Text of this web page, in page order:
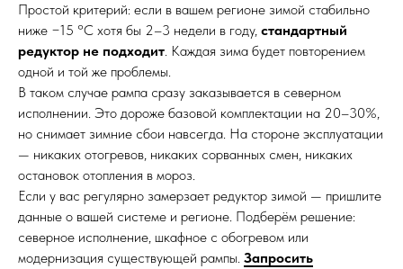
Простой критерий: если в вашем регионе зимой стабильно
ниже −15 °C хотя бы 2–3 недели в году, стандартный
редуктор не подходит. Каждая зима будет повторением
одной и той же проблемы.
В таком случае рампа сразу заказывается в северном
исполнении. Это дороже базовой комплектации на 20–30%,
но снимает зимние сбои навсегда. На стороне эксплуатации
— никаких отогревов, никаких сорванных смен, никаких
остановок отопления в мороз.
Если у вас регулярно замерзает редуктор зимой — пришлите
данные о вашей системе и регионе. Подберём решение:
северное исполнение, шкафное с обогревом или
модернизация существующей рампы. Запросить